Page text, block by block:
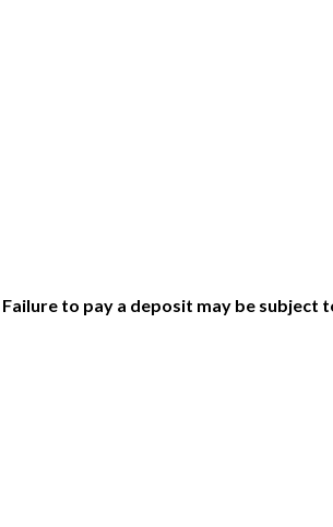
to pay a deposit may be subject